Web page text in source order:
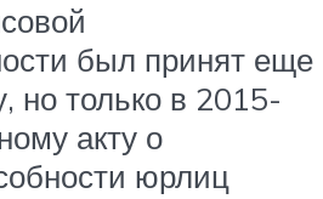
был принят еще
но только в 2015-
акту о
юрлиц